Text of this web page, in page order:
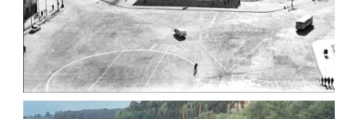
ФОТО ЖИТОМИРА 1982
Фото Житомир (1980-